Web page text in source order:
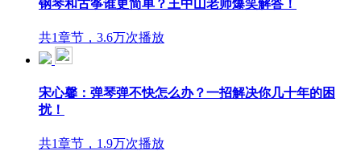
钢琴和古筝谁更简单？王中山老师爆笑解答！
共1章节，3.6万次播放
宋心馨：弹琴弹不快怎么办？一招解决你几十年的困
扰！
共1章节，1.9万次播放